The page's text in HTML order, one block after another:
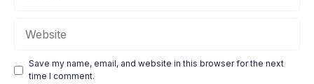
Save my name, email, and website in this browser for the next
time I comment.